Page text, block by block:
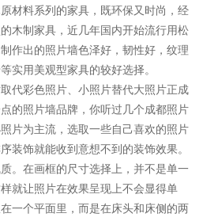
材料系列的家具，既环保又时尚，经
木制家具，近几年国内开始流行用松
作出的照片墙色泽好，韧性好，纹理
实用美观型家具的较好选择。
代彩色照片、小照片替代大照片正成
的照片墙品牌，你听过几个成都照片
片为主流，选取一些自己喜欢的照片
装饰就能收到意想不到的装饰效果。
。在画框的尺寸选择上，并不是单一
就让照片在效果呈现上不会显得单
一个平面里，而是在床头和床侧的两